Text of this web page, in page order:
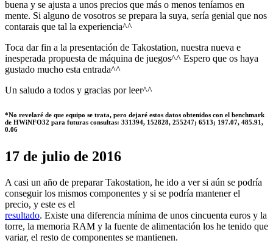
buena y se ajusta a unos precios que más o menos teníamos en
mente. Si alguno de vosotros se prepara la suya, sería genial que nos
contarais que tal la experiencia^^
Toca dar fin a la presentación de Takostation, nuestra nueva e
inesperada propuesta de máquina de juegos^^ Espero que os haya
gustado mucho esta entrada^^
Un saludo a todos y gracias por leer^^
*No revelaré de que equipo se trata, pero dejaré estos datos obtenidos con el benchmark
de HWiNFO32 para futuras consultas: 331394, 152828, 255247; 6513; 197.07, 485.91,
0.06
17 de julio de 2016
A casi un año de preparar Takostation, he ido a ver si aún se podría
conseguir los mismos componentes y si se podría mantener el
precio, y este es el
resultado. Existe una diferencia mínima de unos cincuenta euros y la
torre, la memoria RAM y la fuente de alimentación los he tenido que
variar, el resto de componentes se mantienen.